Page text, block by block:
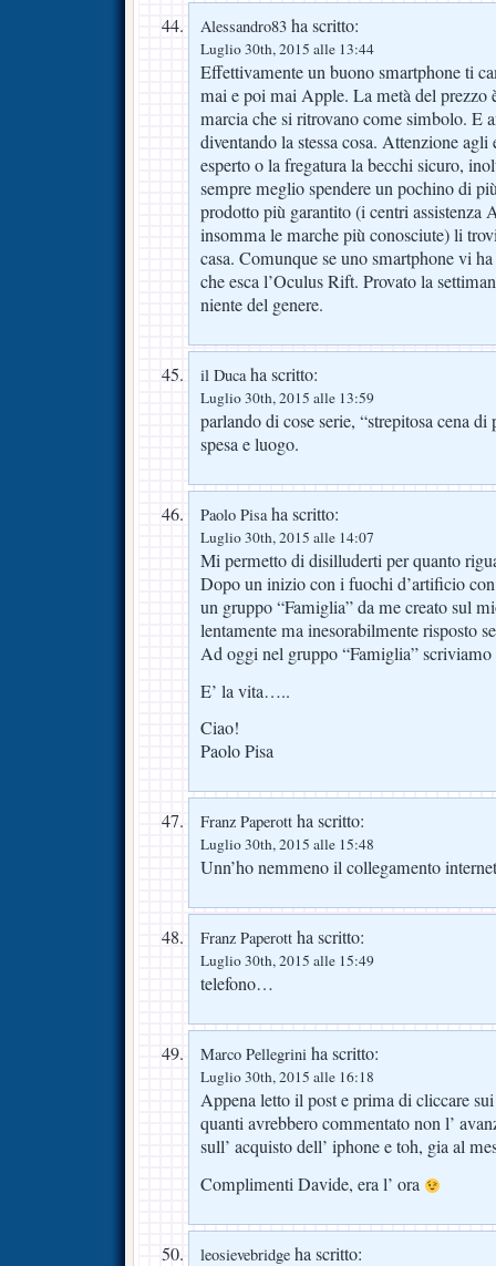
Alessandro83 ha scritto:
Luglio 30th, 2015 alle 13:44
Effettivamente un buono smartphone ti
mai e poi mai Apple. La metà del prezzo
marcia che si ritrovano come simbolo. E
diventando la stessa cosa. Attenzione
esperto o la fregatura la becchi sicuro,
sempre meglio spendere un pochino di
prodotto più garantito (i centri assistenza
insomma le marche più conosciute) li
casa. Comunque se uno smartphone vi
che esca l’Oculus Rift. Provato la
niente del genere.
il Ducaha scritto:
Luglio 30th, 2015 alle 13:59
parlando di cose serie, “strepitosa cena
spesa e luogo.
Paolo Pisaha scritto:
Luglio 30th, 2015 alle 14:07
Mi permetto di disilluderti per quanto
Dopo un inizio con i fuochi d’artificio
un gruppo “Famiglia” da me creato sul
lentamente ma inesorabilmente risposto
Ad oggi nel gruppo “Famiglia”
E’ la vita…..
Ciao!
Paolo Pisa
Franz Paperott ha scritto:
Luglio 30th, 2015 alle 15:48
Unn’ho nemmeno il collegamento
Franz Paperott ha scritto:
Luglio 30th, 2015 alle 15:49
telefono…
Marco Pellegrini ha scritto:
Luglio 30th, 2015 alle 16:18
Appena letto il post e prima di cliccare
quanti avrebbero commentato non l’
sull’ acquisto dell’ iphone e toh, gia al
Complimenti Davide, era l’ ora
leosievebridge ha scritto: